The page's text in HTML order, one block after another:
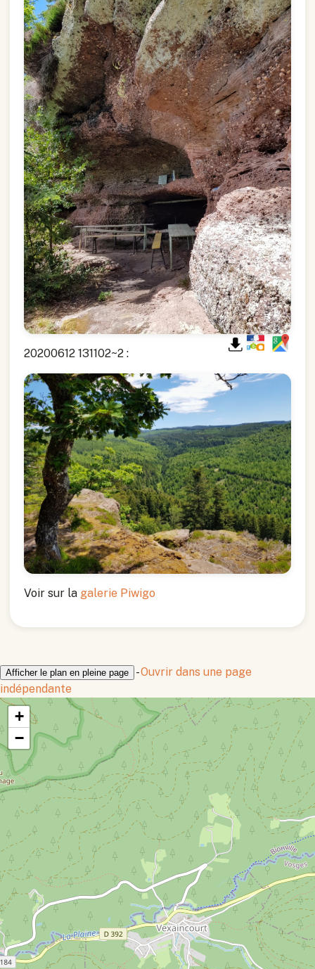
20200612 131102~2 :
Voir sur la galerie Piwigo
Afficher le plan en pleine page -Ouvrir dans une page
indépendante